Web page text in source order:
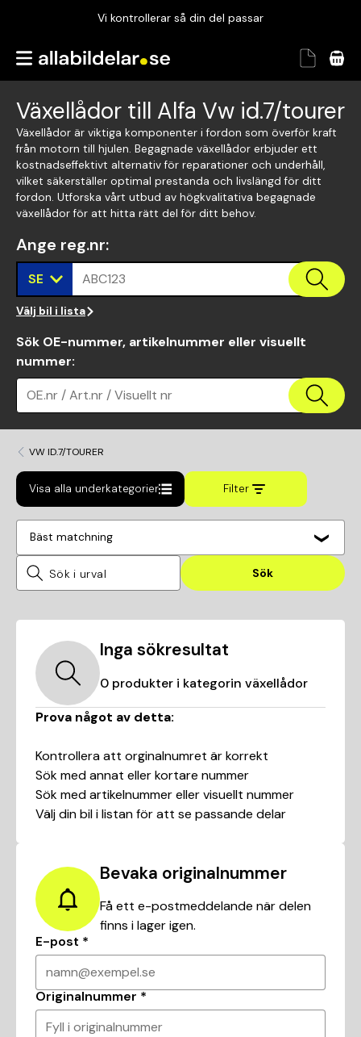
Vi kontrollerar så din del passar
Garanterad passform
Växellådor till Alfa Vw id.7/tourer
Växellådor är viktiga komponenter i fordon som överför kraft
från motorn till hjulen. Begagnade växellådor erbjuder ett
kostnadseffektivt alternativ för reparationer och underhåll,
vilket säkerställer optimal prestanda och livslängd för ditt
fordon. Utforska vårt utbud av högkvalitativa begagnade
växellådor för att hitta rätt del för ditt behov.
Ange reg.nr:
SE ABC123
Välj bil i lista
Sök OE-nummer, artikelnummer eller visuellt
nummer:
OE.nr / Art.nr / Visuellt nr
VW ID.7/TOURER
Visa alla underkategorier Filter
Bäst matchning
Sök
Inga sökresultat
0 produkter i kategorin växellådor
Prova något av detta:
Kontrollera att orginalnumret är korrekt
Sök med annat eller kortare nummer
Sök med artikelnummer eller visuellt nummer
Välj din bil i listan för att se passande delar
Bevaka originalnummer
Få ett e-postmeddelande när delen
finns i lager igen.
E-post *
namn@exempel.se
Originalnummer *
Fyll i originalnummer